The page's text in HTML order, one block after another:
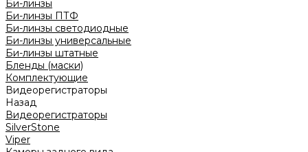
Би-линзы
Би-линзы ПТФ
Би-линзы светодиодные
Би-линзы универсальные
Би-линзы штатные
Бленды (маски)
Комплектующие
Видеорегистраторы
Назад
Видеорегистраторы
SilverStone
Viper